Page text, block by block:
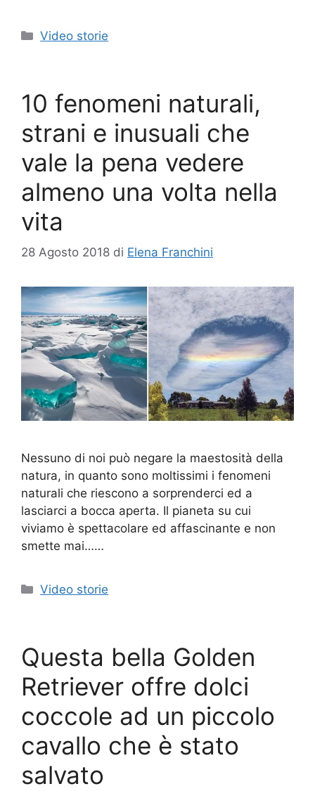
Categorie
Video storie
10 fenomeni naturali,
strani e inusuali che
vale la pena vedere
almeno una volta nella
vita
28 Agosto 2018 di Elena Franchini
Nessuno di noi può negare la maestosità della
natura, in quanto sono moltissimi i fenomeni
naturali che riescono a sorprenderci ed a
lasciarci a bocca aperta. Il pianeta su cui
viviamo è spettacolare ed affascinante e non
smette mai……
Categorie
Video storie
Questa bella Golden
Retriever offre dolci
coccole ad un piccolo
cavallo che è stato
salvato